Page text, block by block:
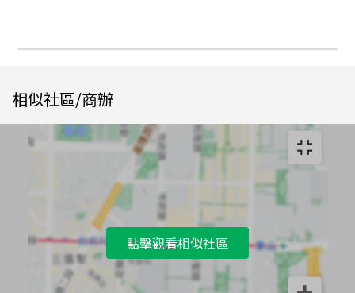
相似社區/商辦
點擊觀看相似社區